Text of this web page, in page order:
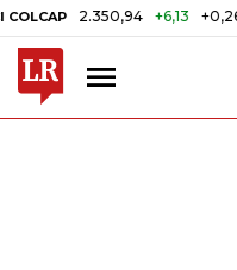
2.350,94 +6,13 +0,26%